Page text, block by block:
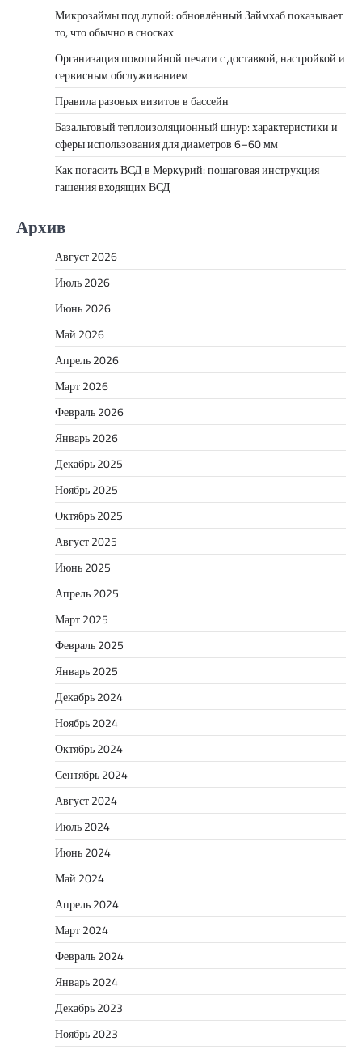
Микрозаймы под лупой: обновлённый Займхаб показывает
то, что обычно в сносках
Организация покопийной печати с доставкой, настройкой и
сервисным обслуживанием
Правила разовых визитов в бассейн
Базальтовый теплоизоляционный шнур: характеристики и
сферы использования для диаметров 6–60 мм
Как погасить ВСД в Меркурий: пошаговая инструкция
гашения входящих ВСД
Архив
Август 2026
Июль 2026
Июнь 2026
Май 2026
Апрель 2026
Март 2026
Февраль 2026
Январь 2026
Декабрь 2025
Ноябрь 2025
Октябрь 2025
Август 2025
Июнь 2025
Апрель 2025
Март 2025
Февраль 2025
Январь 2025
Декабрь 2024
Ноябрь 2024
Октябрь 2024
Сентябрь 2024
Август 2024
Июль 2024
Июнь 2024
Май 2024
Апрель 2024
Март 2024
Февраль 2024
Январь 2024
Декабрь 2023
Ноябрь 2023